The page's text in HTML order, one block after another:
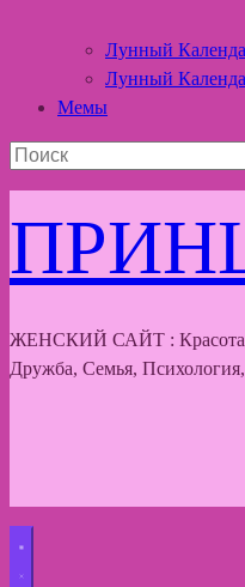
Лунный
Лунный
Мемы
ЖЕНСКИЙ САЙТ : Красота,
Дружба, Семья,